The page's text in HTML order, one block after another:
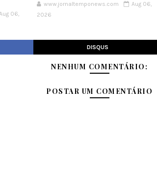
06,
www.jornaltemponews.com
Aug 06,
2026
DISQUS
NENHUM COMENTÁRIO:
POSTAR UM COMENTÁRIO